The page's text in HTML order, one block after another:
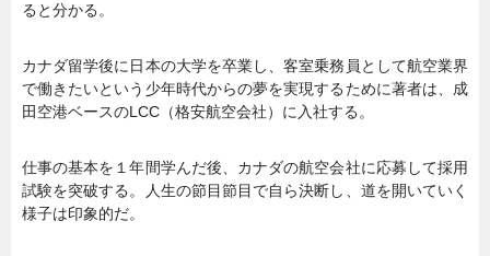
ると分かる。
カナダ留学後に日本の大学を卒業し、客室乗務員として航空業界
で働きたいという少年時代からの夢を実現するために著者は、成
田空港ベースのLCC（格安航空会社）に入社する。
仕事の基本を１年間学んだ後、カナダの航空会社に応募して採用
試験を突破する。人生の節目節目で自ら決断し、道を開いていく
様子は印象的だ。